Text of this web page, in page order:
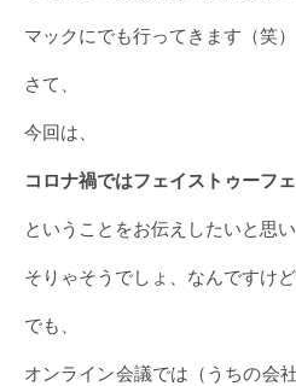
マックにでも行ってきます（笑）
さて、
今回は、
コロナ禍ではフェイストゥーフ
ということをお伝えしたいと思い
そりゃそうでしょ、なんですけど
でも、
オンライン会議では（うちの会